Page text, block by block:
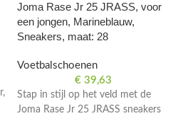
Joma Rase Jr 25 JRASS, voor
een jongen, Marineblauw,
Sneakers, maat: 28
Voetbalschoenen
€ 39,63
Stap in stijl op het veld met de
Joma Rase Jr 25 JRASS sneakers